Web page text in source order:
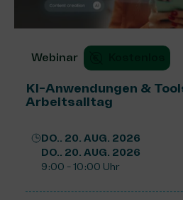
Webinar
KI-Anwendungen &
Arbeitsalltag
DO.. 20. AUG. 2026
DO.. 20. AUG. 2026
9:00 - 10:00 Uhr